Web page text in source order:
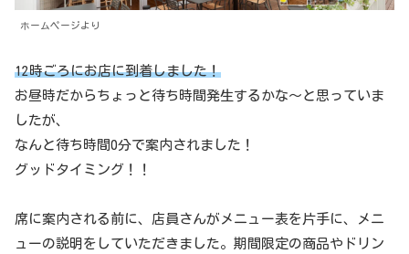
ホームページより
12時ごろにお店に到着しました！
お昼時だからちょっと待ち時間発生するかな〜と思っていま
したが、
なんと待ち時間0分で案内されました！
グッドタイミング！！
席に案内される前に、店員さんがメニュー表を片手に、メニ
ューの説明をしていただきました。期間限定の商品やドリン